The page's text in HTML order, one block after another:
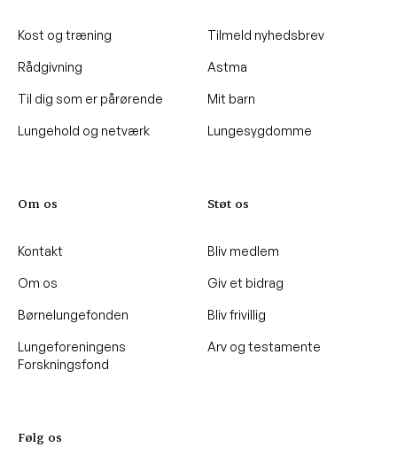
Kost og træning
Rådgivning
Til dig som er pårørende
Lungehold og netværk
Tilmeld nyhedsbrev
Astma
Mit barn
Lungesygdomme
Om os
Kontakt
Om os
Børnelungefonden
Lungeforeningens
Forskningsfond
Støt os
Bliv medlem
Giv et bidrag
Bliv frivillig
Arv og testamente
Følg os